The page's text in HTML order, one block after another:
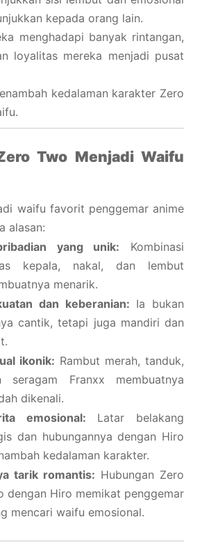
kepada orang lain.
menghadapi banyak rintangan,
loyalitas mereka menjadi pusat
kedalaman karakter Zero
Two Menjadi Waifu
waifu favorit penggemar anime
alasan:
yang unik: Kombinasi
kepala, nakal, dan lembut
menarik.
dan keberanian: Ia bukan
cantik, tetapi juga mandiri dan
ikonik: Rambut merah, tanduk,
seragam Franxx membuatnya
dikenali.
emosional: Latar belakang
dan hubungannya dengan Hiro
kedalaman karakter.
tarik romantis: Hubungan Zero
dengan Hiro memikat penggemar
mencari waifu emosional.